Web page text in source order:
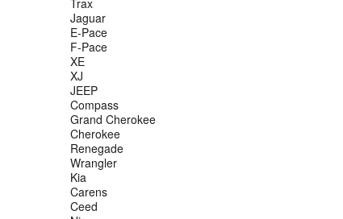
Jaguar
E-Pace
F-Pace
XE
XJ
JEEP
Compass
Grand Cherokee
Cherokee
Renegade
Wrangler
Kia
Carens
Ceed